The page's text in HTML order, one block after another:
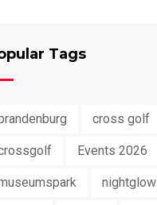
Tags
cross golf
Events 2026
nightglow